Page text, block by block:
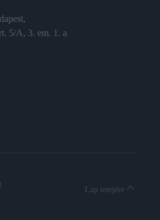
5/A, 3. em. 1. a
Lap tetejére